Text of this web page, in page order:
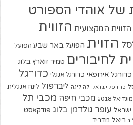
של אוהדי הספורט
הזווית המקצועית הזווית
הזוית הפועל באר שבע הפועל
לחיבורים טמיר זוארץ בלוג
כדורגל אירופאי כדורגל אנגלי כדורגל
כדורסל ישראלי לה ליגה ליברפול ליגה אנגלית
מונדיאל 2018 מכבי חיפה מכבי תל
עופר גולדמן בלוג פודקאסט
ריאל מדריד